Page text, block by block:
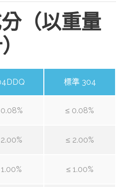
（以重量
標準 304
≤ 0.08%
≤ 2.00%
≤ 1.00%